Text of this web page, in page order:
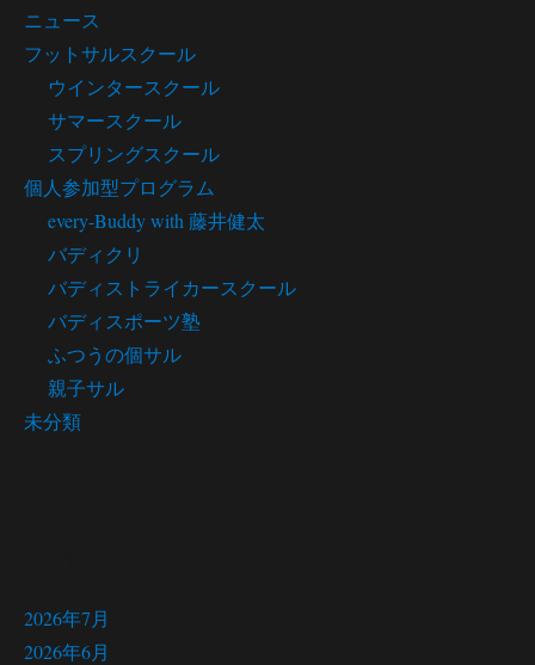
ニュース
フットサルスクール
ウインタースクール
サマースクール
スプリングスクール
個人参加型プログラム
every-Buddy with 藤井健太
バディクリ
バディストライカースクール
バディスポーツ塾
ふつうの個サル
親子サル
未分類
2026年7月
2026年6月